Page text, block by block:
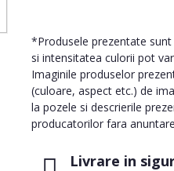
Livrare in
*Produsele prezentate
si intensitatea culorii pot
Imaginile produselor
(culoare, aspect etc.) de
la pozele si descrierile
producatorilor fara